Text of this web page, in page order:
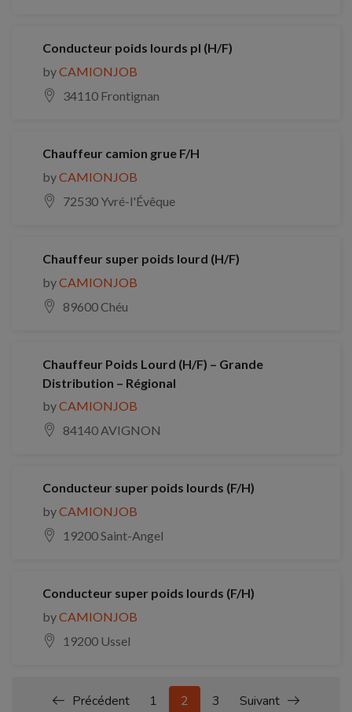
Conducteur poids lourds pl (H/F)
byCAMIONJOB
34110 Frontignan
Chauffeur camion grue F/H
byCAMIONJOB
72530 Yvré-l'Évêque
Chauffeur super poids lourd (H/F)
byCAMIONJOB
89600 Chéu
Chauffeur Poids Lourd (H/F) – Grande
Distribution – Régional
byCAMIONJOB
84140 AVIGNON
Conducteur super poids lourds (F/H)
byCAMIONJOB
19200 Saint-Angel
Conducteur super poids lourds (F/H)
byCAMIONJOB
19200 Ussel
Précédent 1 2 3 Suivant